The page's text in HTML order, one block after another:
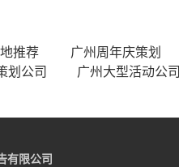
推荐 广州周年庆策划
划公司 广州大型活动公司
有限公司